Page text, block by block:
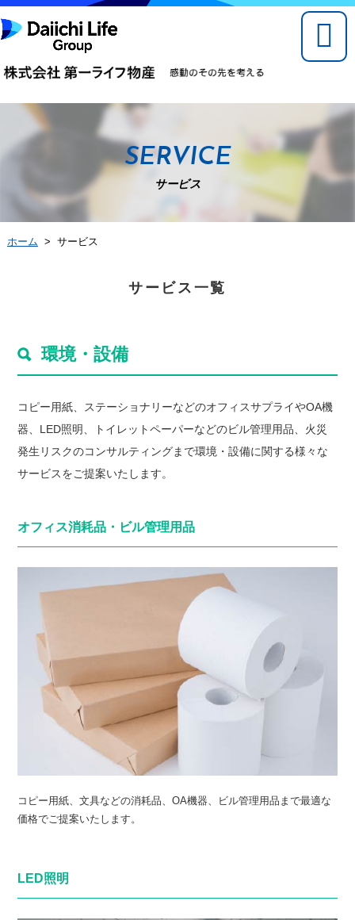
SERVICE
サービス
ホーム > サービス
サービス一覧
環境・設備
コピー用紙、ステーショナリーなどのオフィスサプライやOA機
器、LED照明、トイレットペーパーなどのビル管理用品、火災
発生リスクのコンサルティングまで環境・設備に関する様々な
サービスをご提案いたします。
オフィス消耗品・ ビル管理用品
コピー用紙、文具などの消耗品、OA機器、ビル管理用品まで最適な
価格でご提案いたします。
LED照明